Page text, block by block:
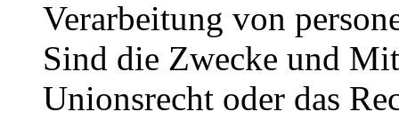
Verarbeitung von
Sind die Zwecke und
Unionsrecht oder das